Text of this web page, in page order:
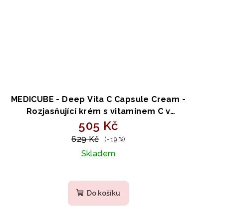
MEDICUBE - Deep Vita C Capsule Cream -
Rozjasňující krém s vitamínem C v
kapslích 55g
505 Kč
629 Kč (–19 %)
Skladem
hodnocení
produktu
je
Do košíku